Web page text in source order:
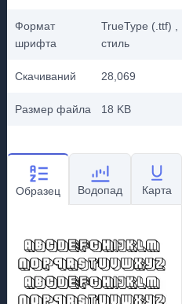
Формат
шрифта
TrueType (.ttf)
стиль
Скачиваний 28,069
Размер файла 18 KB
Образец Водопад Карта